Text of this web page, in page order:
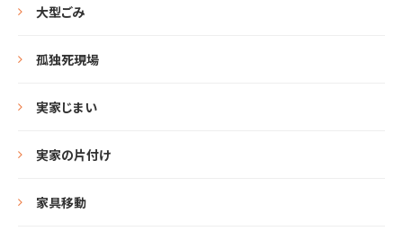
大型ごみ
孤独死現場
実家じまい
実家の片付け
家具移動